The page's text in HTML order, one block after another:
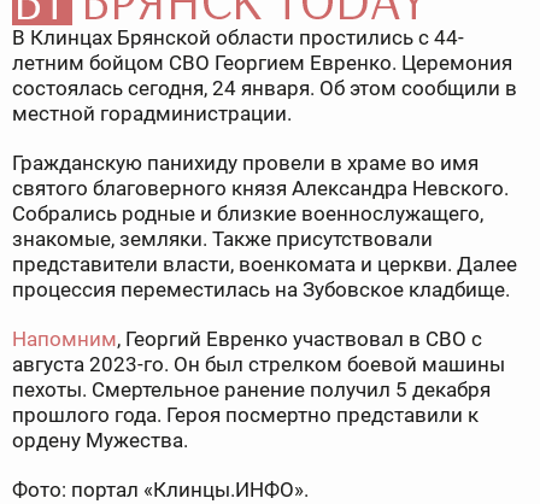
В Клинцах Брянской области простились с 44-
летним бойцом СВО Георгием Евренко. Церемония
состоялась сегодня, 24 января. Об этом сообщили в
местной горадминистрации.
Гражданскую панихиду провели в храме во имя
святого благоверного князя Александра Невского.
Собрались родные и близкие военнослужащего,
знакомые, земляки. Также присутствовали
представители власти, военкомата и церкви. Далее
процессия переместилась на Зубовское кладбище.
Напомним, Георгий Евренко участвовал в СВО с
августа 2023-го. Он был стрелком боевой машины
пехоты. Смертельное ранение получил 5 декабря
прошлого года. Героя посмертно представили к
ордену Мужества.
Фото: портал «Клинцы.ИНФО».